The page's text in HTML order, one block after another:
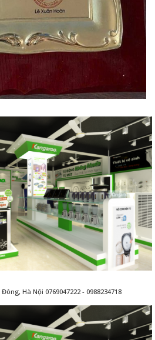
Hà Nội 0769047222 - 0988234718